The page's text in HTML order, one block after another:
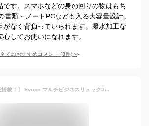
です。スマホなどの身の回りの物はもち
書類・ノートPCなども入る大容量設計。
がなく背負っていられます。撥水加工な
してお使いになれます。
全てのおすすめコメント (3件) >
【16個の機能搭載！】 Evoon マルチビジネスリュック2.0 大容量 35L 拡張機能 多機能 多収納 防犯 撥水 出張 旅行 通勤 通学 YKK USB 17.3インチ PC パソコン メンズ ビジネス リュック ビジネスリュック バックパック デイパック リュックサック